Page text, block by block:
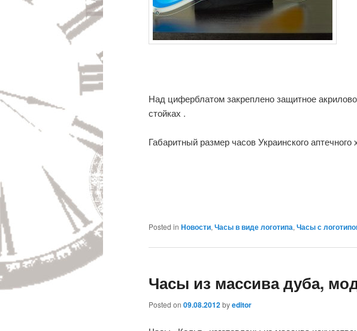
Над циферблатом закреплено защитное
стойках .
Габаритный размер часов Украинского
Posted in Новости, Часы в виде логотипа, Часы с
Часы из массива дуба,
Posted on 09.08.2012byeditor